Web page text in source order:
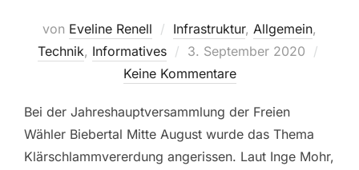
von Eveline Renell Infrastruktur, Allgemein,
Technik, Informatives
Veröffentlicht
am
3. September 2020
Keine Kommentare
Bei der Jahreshauptversammlung der Freien
Wähler Biebertal Mitte August wurde das Thema
Klärschlammvererdung angerissen. Laut Inge Mohr,